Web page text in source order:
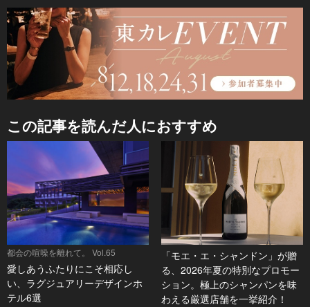
この記事を読んだ人におすすめ
都会の喧噪を離れて。 Vol.65
愛しあうふたりにこそ相応し
い、ラグジュアリーデザインホ
テル6選
「モエ・エ・シャンドン」が贈
る、2026年夏の特別なプロモー
ション。極上のシャンパンを味
わえる厳選店舗を一挙紹介！